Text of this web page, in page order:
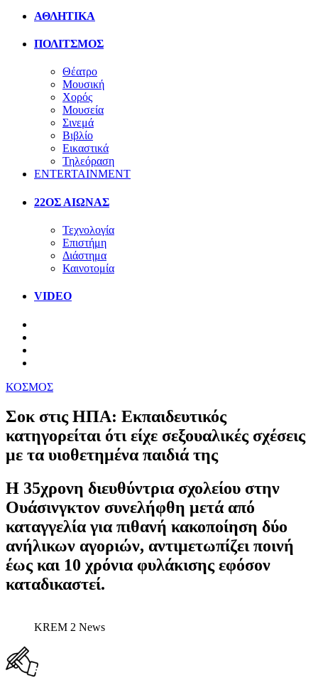
ΑΘΛΗΤΙΚΑ
ΠΟΛΙΤΣΜΟΣ
Θέατρο
Μουσική
Χορός
Μουσεία
Σινεμά
Βιβλίο
Εικαστικά
Τηλεόραση
ENTERTAINMENT
22ΟΣ ΑΙΩΝΑΣ
Τεχνολογία
Επιστήμη
Διάστημα
Καινοτομία
VIDEO
ΚΟΣΜΟΣ
Σοκ στις ΗΠΑ: Εκπαιδευτικός
κατηγορείται ότι είχε σεξουαλικές σχέσεις
με τα υιοθετημένα παιδιά της
Η 35χρονη διευθύντρια σχολείου στην
Ουάσινγκτον συνελήφθη μετά από
καταγγελία για πιθανή κακοποίηση δύο
ανήλικων αγοριών, αντιμετωπίζει ποινή
έως και 10 χρόνια φυλάκισης εφόσον
καταδικαστεί.
KREM 2 News